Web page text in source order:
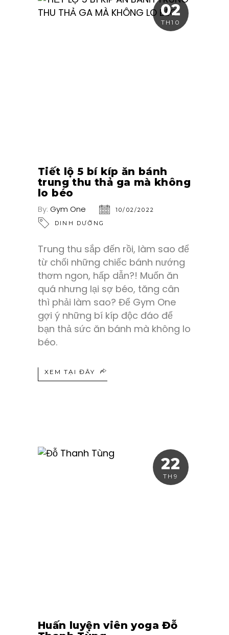
02
TH10
Tiết lộ 5 bí kíp ăn bánh
trung thu thả ga mà không
lo béo
By: Gym One
10/02/2022
DINH DƯỠNG
Trung thu sắp đến rồi, làm sao để
từ chối những chiếc bánh nướng
thơm ngon, hấp dẫn?! Muốn ăn
quá nhưng lại sợ béo, tăng cân
thì phải làm sao? Để Gym One
gợi ý những bí kíp độc đáo để
bạn thả sức ăn bánh mà không lo
béo.
XEM TẠI ĐÂY
22
TH9
Huấn luyện viên yoga Đỗ